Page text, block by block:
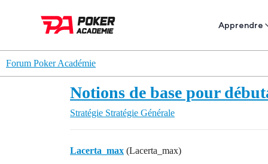
Apprendre
Forum Poker Académie
Notions de base pour
Stratégie Stratégie Générale
Lacerta_max (Lacerta_max)